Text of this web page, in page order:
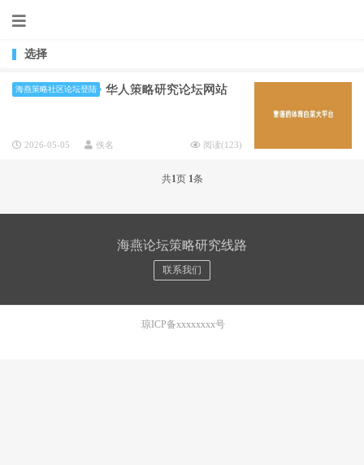
选择
海燕策略社区论坛登陆 华人策略研究论坛网站
2026-05-05 佚名 阅读(123)
共1页 1条
海燕论坛策略研究线路
联系我们
琼ICP备xxxxxxxx号